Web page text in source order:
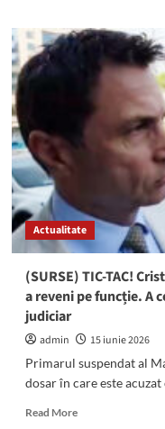
Atenție,
se
oprește
zona
Coiciu
Actualitate
(SURSE) TIC-TAC!
a reveni pe funcție. A
judiciar
admin
15 iunie 2026
Primarul suspendat al
dosar în care este
Read MoreRead